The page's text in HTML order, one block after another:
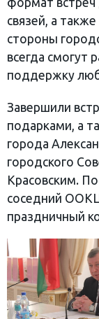
связей, а
стороны
всегда смогут
поддержку
Завершили
подарками, а
города
городского
Красовским.
соседний
праздничный